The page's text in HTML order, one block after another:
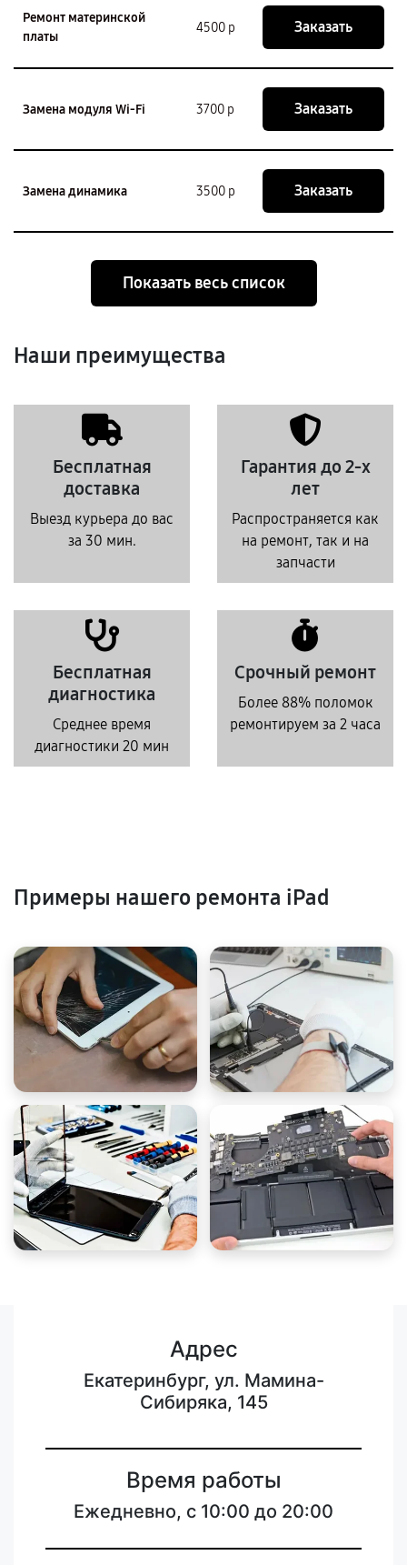
Ремонт материнской
платы
4500 р Заказать
Замена модуля Wi-Fi 3700 р Заказать
Замена динамика 3500 р Заказать
Показать весь список
Наши преимущества
Бесплатная
доставка
Выезд курьера до вас
за 30 мин.
Гарантия до 2-х
лет
Распространяется как
на ремонт, так и на
запчасти
Бесплатная
диагностика
Среднее время
диагностики 20 мин
Срочный ремонт
Более 88% поломок
ремонтируем за 2 часа
Примеры нашего ремонта iPad
Адрес
Екатеринбург, ул. Мамина-
Сибиряка, 145
Время работы
Ежедневно, с 10:00 до 20:00